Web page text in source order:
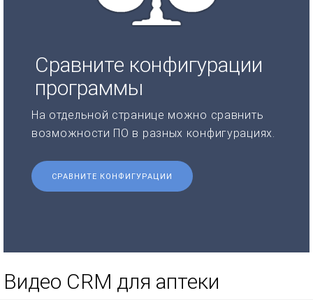
Сравните конфигурации
программы
На отдельной странице можно сравнить
возможности ПО в разных конфигурациях.
СРАВНИТЕ КОНФИГУРАЦИИ
Видео CRM для аптеки